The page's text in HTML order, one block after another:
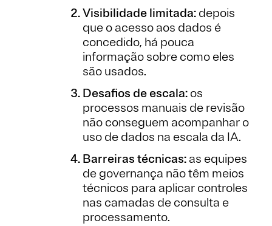
Visibilidade limitada: depois
que o acesso aos dados é
concedido, há pouca
informação sobre como eles
são usados.
Desafios de escala: os
processos manuais de revisão
não conseguem acompanhar o
uso de dados na escala da IA.
Barreiras técnicas: as equipes
de governança não têm meios
técnicos para aplicar controles
nas camadas de consulta e
processamento.